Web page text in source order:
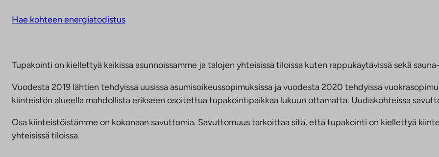
Hae kohteen energiatodistus
Tupakointi on kiellettyä kaikissa asunnoissamme ja talojen yhteisissä tiloissa kuten rappukäytävissä sekä
Vuodesta 2019 lähtien tehdyissä uusissa asumisoikeussopimuksissa ja vuodesta 2020 tehdyissä
kiinteistön alueella mahdollista erikseen osoitettua tupakointipaikkaa lukuun ottamatta. Uudiskohteissa
Osa kiinteistöistämme on kokonaan savuttomia. Savuttomuus tarkoittaa sitä, että tupakointi on kiellettyä
yhteisissä tiloissa.